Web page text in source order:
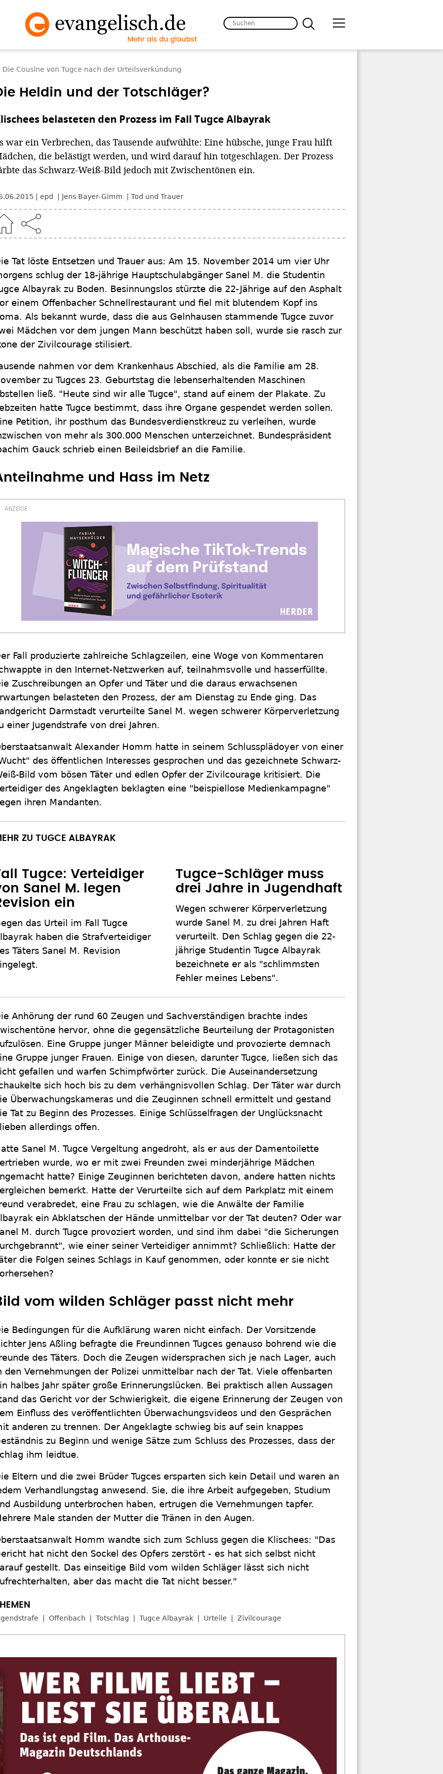
Die Cousine von Tugce nach der Urteilsverkündung
Heldin und der Totschläger?
belasteten den Prozess im Fall Tugce Albayrak
war ein Verbrechen, das Tausende aufwühlte: Eine hübsche, junge Frau hilft
die belästigt werden, und wird darauf hin totgeschlagen. Der Prozess
das Schwarz-Weiß-Bild jedoch mit Zwischentönen ein.
epd Jens Bayer-Gimm Tod und Trauer
Tat löste Entsetzen und Trauer aus: Am 15. November 2014 um vier Uhr
schlug der 18-jährige Hauptschulabgänger Sanel M. die Studentin
Albayrak zu Boden. Besinnungslos stürzte die 22-Jährige auf den Asphalt
einem Offenbacher Schnellrestaurant und fiel mit blutendem Kopf ins
Als bekannt wurde, dass die aus Gelnhausen stammende Tugce zuvor
Mädchen vor dem jungen Mann beschützt haben soll, wurde sie rasch zur
der Zivilcourage stilisiert.
nahmen vor dem Krankenhaus Abschied, als die Familie am 28.
zu Tugces 23. Geburtstag die lebenserhaltenden Maschinen
ließ. "Heute sind wir alle Tugce", stand auf einem der Plakate. Zu
hatte Tugce bestimmt, dass ihre Organe gespendet werden sollen.
Petition, ihr posthum das Bundesverdienstkreuz zu verleihen, wurde
von mehr als 300.000 Menschen unterzeichnet. Bundespräsident
Gauck schrieb einen Beileidsbrief an die Familie.
und Hass im Netz
Fall produzierte zahlreiche Schlagzeilen, eine Woge von Kommentaren
in den Internet-Netzwerken auf, teilnahmsvolle und hasserfüllte.
Zuschreibungen an Opfer und Täter und die daraus erwachsenen
belasteten den Prozess, der am Dienstag zu Ende ging. Das
Darmstadt verurteilte Sanel M. wegen schwerer Körperverletzung
einer Jugendstrafe von drei Jahren.
Alexander Homm hatte in seinem Schlussplädoyer von einer
des öffentlichen Interesses gesprochen und das gezeichnete Schwarz-
Bild vom bösen Täter und edlen Opfer der Zivilcourage kritisiert. Die
des Angeklagten beklagten eine "beispiellose Medienkampagne"
ihren Mandanten.
ZU TUGCE ALBAYRAK
Tugce: Verteidiger
Sanel M. legen
ein
das Urteil im Fall Tugce
haben die Strafverteidiger
Täters Sanel M. Revision
Tugce-Schläger muss
drei Jahre in Jugendhaft
Wegen schwerer Körperverletzung
wurde Sanel M. zu drei Jahren Haft
verurteilt. Den Schlag gegen die 22-
jährige Studentin Tugce Albayrak
bezeichnete er als "schlimmsten
Fehler meines Lebens".
Anhörung der rund 60 Zeugen und Sachverständigen brachte indes
hervor, ohne die gegensätzliche Beurteilung der Protagonisten
Eine Gruppe junger Männer beleidigte und provozierte demnach
Gruppe junger Frauen. Einige von diesen, darunter Tugce, ließen sich das
gefallen und warfen Schimpfwörter zurück. Die Auseinandersetzung
sich hoch bis zu dem verhängnisvollen Schlag. Der Täter war durch
Überwachungskameras und die Zeuginnen schnell ermittelt und gestand
Tat zu Beginn des Prozesses. Einige Schlüsselfragen der Unglücksnacht
allerdings offen.
Sanel M. Tugce Vergeltung angedroht, als er aus der Damentoilette
wurde, wo er mit zwei Freunden zwei minderjährige Mädchen
hatte? Einige Zeuginnen berichteten davon, andere hatten nichts
bemerkt. Hatte der Verurteilte sich auf dem Parkplatz mit einem
verabredet, eine Frau zu schlagen, wie die Anwälte der Familie
ein Abklatschen der Hände unmittelbar vor der Tat deuten? Oder war
M. durch Tugce provoziert worden, und sind ihm dabei "die Sicherungen
wie einer seiner Verteidiger annimmt? Schließlich: Hatte der
die Folgen seines Schlags in Kauf genommen, oder konnte er sie nicht
vom wilden Schläger passt nicht mehr
Bedingungen für die Aufklärung waren nicht einfach. Der Vorsitzende
Jens Aßling befragte die Freundinnen Tugces genauso bohrend wie die
des Täters. Doch die Zeugen widersprachen sich je nach Lager, auch
den Vernehmungen der Polizei unmittelbar nach der Tat. Viele offenbarten
halbes Jahr später große Erinnerungslücken. Bei praktisch allen Aussagen
das Gericht vor der Schwierigkeit, die eigene Erinnerung der Zeugen von
Einfluss des veröffentlichten Überwachungsvideos und den Gesprächen
anderen zu trennen. Der Angeklagte schwieg bis auf sein knappes
zu Beginn und wenige Sätze zum Schluss des Prozesses, dass der
ihm leidtue.
Eltern und die zwei Brüder Tugces ersparten sich kein Detail und waren an
Verhandlungstag anwesend. Sie, die ihre Arbeit aufgegeben, Studium
Ausbildung unterbrochen haben, ertrugen die Vernehmungen tapfer.
Male standen der Mutter die Tränen in den Augen.
Homm wandte sich zum Schluss gegen die Klischees: "Das
hat nicht den Sockel des Opfers zerstört - es hat sich selbst nicht
gestellt. Das einseitige Bild vom wilden Schläger lässt sich nicht
aber das macht die Tat nicht besser."
Offenbach Totschlag Tugce Albayrak Urteile Zivilcourage